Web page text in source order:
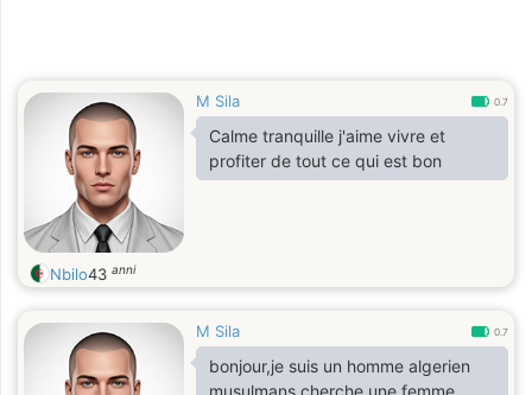
M Sila 0.7
Calme tranquille j'aime vivre et
profiter de tout ce qui est bon
Nbilo43 anni
M Sila 0.7
bonjour,je suis un homme algerien
musulmans cherche une femme